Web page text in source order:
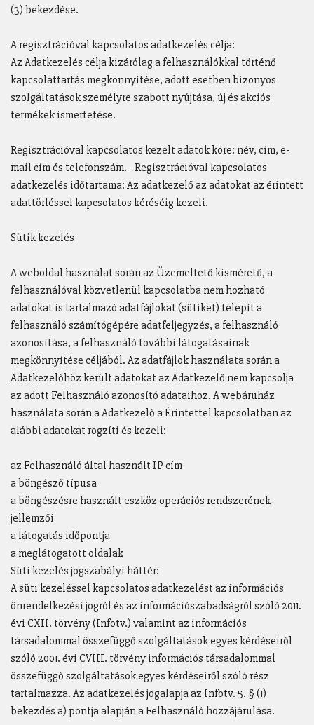
(3) bekezdése.
A regisztrációval kapcsolatos adatkezelés célja:
Az Adatkezelés célja kizárólag a felhasználókkal történő
kapcsolattartás megkönnyítése, adott esetben bizonyos
szolgáltatások személyre szabott nyújtása, új és akciós
termékek ismertetése.
Regisztrációval kapcsolatos kezelt adatok köre: név, cím, e-
mail cím és telefonszám. - Regisztrációval kapcsolatos
adatkezelés időtartama: Az adatkezelő az adatokat az érintett
adattörléssel kapcsolatos kéréséig kezeli.
Sütik kezelés
A weboldal használat során az Üzemeltető kisméretű, a
felhasználóval közvetlenül kapcsolatba nem hozható
adatokat is tartalmazó adatfájlokat (sütiket) telepít a
felhasználó számítógépére adatfeljegyzés, a felhasználó
azonosítása, a felhasználó további látogatásainak
megkönnyítése céljából. Az adatfájlok használata során a
Adatkezelőhöz került adatokat az Adatkezelő nem kapcsolja
az adott Felhasználó azonosító adataihoz. A webáruház
használata során a Adatkezelő a Érintettel kapcsolatban az
alábbi adatokat rögzíti és kezeli:
az Felhasználó által használt IP cím
a böngésző típusa
a böngészésre használt eszköz operációs rendszerének
jellemzői
a látogatás időpontja
a meglátogatott oldalak
Süti kezelés jogszabályi háttér:
A süti kezeléssel kapcsolatos adatkezelést az információs
önrendelkezési jogról és az információszabadságról szóló 2011.
évi CXII. törvény (Infotv.) valamint az információs
társadalommal összefüggő szolgáltatások egyes kérdéseiről
szóló 2001. évi CVIII. törvény információs társadalommal
összefüggő szolgáltatások egyes kérdéseiről szóló rész
tartalmazza. Az adatkezelés jogalapja az Infotv. 5. § (1)
bekezdés a) pontja alapján a Felhasználó hozzájárulása.